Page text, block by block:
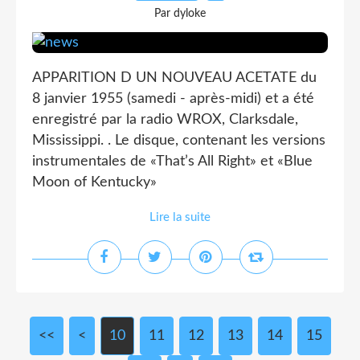
Par dyloke
APPARITION D UN NOUVEAU ACETATE du
8 janvier 1955 (samedi - après-midi) et a été
enregistré par la radio WROX, Clarksdale,
Mississippi. . Le disque, contenant les versions
instrumentales de «That’s All Right» et «Blue
Moon of Kentucky»
Lire la suite
<< < 10 11 12 13 14 15